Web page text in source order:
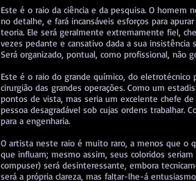
Este é o raio da ciência e da pesquisa. O homem
no detalhe, e fará incansáveis esforços para
teoria. Ele será geralmente extremamente fiel,
vezes pedante e cansativo dada a sua insistência
Será organizado, pontual, como profissional, não
Este é o raio do grande químico, do
cirurgião das grandes operações. Como um
pontos de vista, mas seria um excelente chefe
pessoa desagradável sob cujas ordens trabalhar.
para a engenharia.
O artista neste raio é muito raro, a menos que o
que influam; mesmo assim, seus coloridos
compuser) será desinteressante, embora
será a própria clareza, mas faltar-lhe-á